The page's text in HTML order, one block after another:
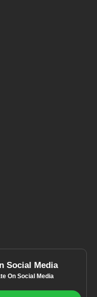
Social Media
On Social Media